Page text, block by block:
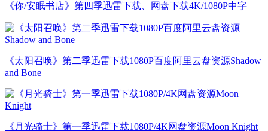
《你/安眠书店》第四季迅雷下载、网盘下载4K/1080P中字
《太阳召唤》第二季迅雷下载1080P百度阿里云盘资源Shadow
and Bone
《月光骑士》第一季迅雷下载1080P/4K网盘资源Moon Knight